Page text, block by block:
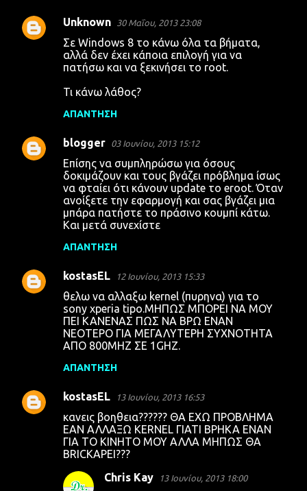
Unknown 30 Μαΐου, 2013 23:08
Σε Windows 8 το κάνω όλα τα βήματα,
αλλά δεν έχει κάποια επιλογή για να
πατήσω και να ξεκινήσει το root.
Τι κάνω λάθος?
ΑΠΆΝΤΗΣΗ
blogger 03 Ιουνίου, 2013 15:12
Επίσης να συμπληρώσω για όσους
δοκιμάζουν και τους βγάζει πρόβλημα ίσως
να φταίει ότι κάνουν update το eroot. Όταν
ανοίξετε την εφαρμογή και σας βγάζει μια
μπάρα πατήστε το πράσινο κουμπί κάτω.
Και μετά συνεχίστε
ΑΠΆΝΤΗΣΗ
kostasEL 12 Ιουνίου, 2013 15:33
θελω να αλλαξω kernel (πυρηνα) για το
sony xperia tipo.ΜΗΠΩΣ ΜΠΟΡΕΙ ΝΑ ΜΟΥ
ΠΕΙ ΚΑΝΕΝΑΣ ΠΩΣ ΝΑ ΒΡΩ ΕΝΑΝ
ΝΕΟΤΕΡΟ ΓΙΑ ΜΕΓΑΛΥΤΕΡΗ ΣΥΧΝΟΤΗΤΑ
AΠΟ 800ΜΗΖ ΣΕ 1GHZ.
ΑΠΆΝΤΗΣΗ
kostasEL 13 Ιουνίου, 2013 16:53
κανεις βοηθεια?????? ΘΑ ΕΧΩ ΠΡΟΒΛΗΜΑ
ΕΑΝ ΑΛΛΑΞΩ KERNEL ΓΙΑΤΙ ΒΡΗΚΑ ΕΝΑΝ
ΓΙΑ ΤΟ ΚΙΝΗΤΟ ΜΟΥ ΑΛΛΑ ΜΗΠΩΣ ΘΑ
BRICKΑΡΕΙ???
Chris Kay 13 Ιουνίου, 2013 18:00